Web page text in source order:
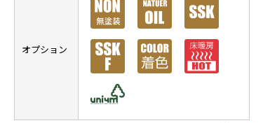
オプション